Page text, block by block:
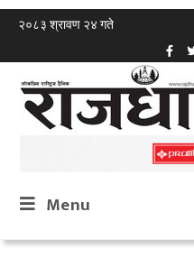
२०८३ श्रावण २४ गते
Menu